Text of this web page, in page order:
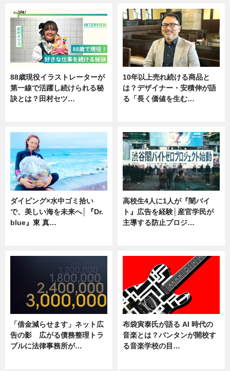
88歳現役イラストレーターが
第一線で活躍し続けられる秘
訣とは？田村セツ…
10年以上売れ続ける商品と
は？デザイナー・安積伸が語
る「長く価値を生む…
ダイビング×水中ゴミ拾い
で、美しい海を未来へ│『Dr.
blue』東 真…
高校生4人に1人が『闇バイ
ト』広告を経験│産官学民が
主導する防止プロジ…
「借金減らせます」ネット広
告の影 広がる債務整理トラ
ブルに法律事務所が…
布袋寅泰氏が語る AI 時代の
音楽とは？バンタンが開校す
る音楽学校の目…